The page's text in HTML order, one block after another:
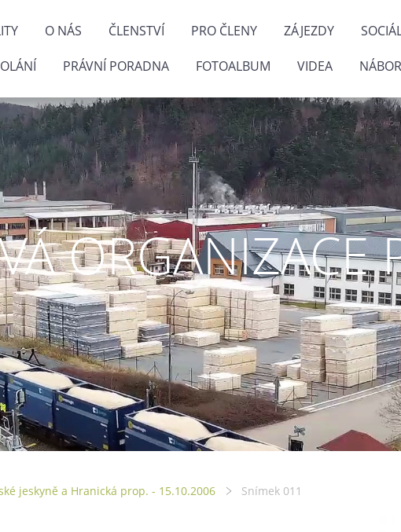
O NÁS ČLENSTVÍ PRO ČLENY ZÁJEZDY
PRÁVNÍ PORADNA FOTOALBUM VIDEA
ORGANIZACE
jeskyně a Hranická prop. - 15.10.2006 Snímek 011